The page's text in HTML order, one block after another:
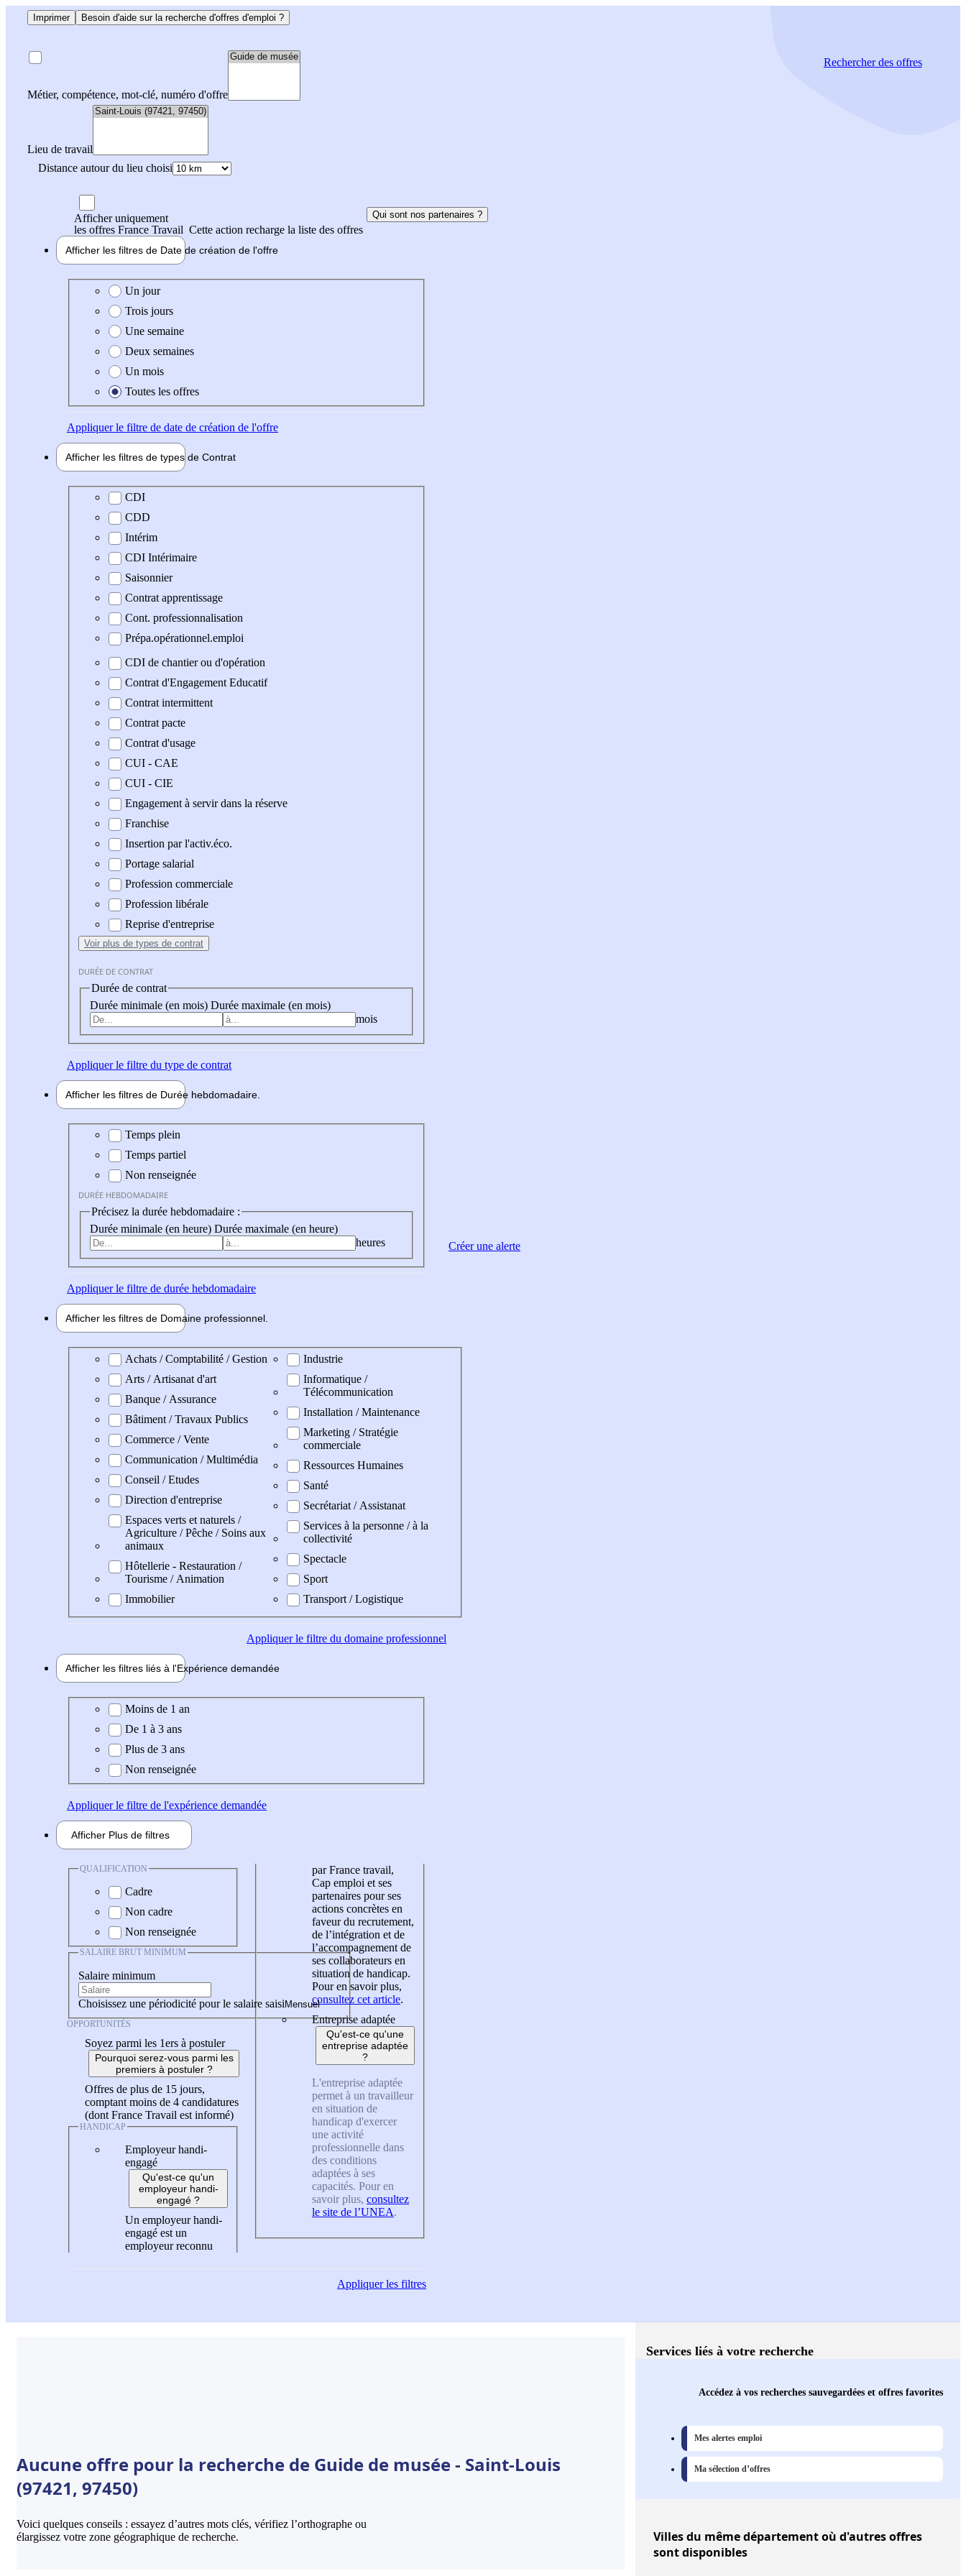
Imprimer Besoin d'aide sur la recherche d'offres d'emploi ?
Métier, compétence, mot-clé, numéro d'offre
Lieu de travail
Distance autour du lieu choisi
Rechercherdes offres
Afficher uniquement
les offres France Travail Cette action recharge la liste des offres
Qui sont nos partenaires ?
Afficher les filtres de Date de création de l'offre
Date de création de l'offre
Un jour
Trois jours
Une semaine
Deux semaines
Un mois
Toutes les offres
Appliquerle filtre de date de création de l'offre
Afficher les filtres de types de Contrat
Type de contrat
CDI
CDD
Intérim
CDI Intérimaire
Saisonnier
Contrat apprentissage
Cont. professionnalisation
Prépa.opérationnel.emploi
CDI de chantier ou d'opération
Contrat d'Engagement Educatif
Contrat intermittent
Contrat pacte
Contrat d'usage
CUI - CAE
CUI - CIE
Engagement à servir dans la réserve
Franchise
Insertion par l'activ.éco.
Portage salarial
Profession commerciale
Profession libérale
Reprise d'entreprise
Voir plus de types de contrat
DURÉE DE CONTRAT
Durée de contrat
Durée minimale (en mois) Durée maximale (en mois)
mois
Appliquerle filtre du type de contrat
Afficher les filtres de Durée hebdomadaire
Durée hebdomadaire
Temps plein
Temps partiel
Non renseignée
DURÉE HEBDOMADAIRE
Précisez la durée hebdomadaire :
Durée minimale (en heure) Durée maximale (en heure)
heures
Appliquerle filtre de durée hebdomadaire
Afficher les filtres de Domaine professionnel
Domaine professionel
Achats / Comptabilité / Gestion
Arts / Artisanat d'art
Banque / Assurance
Bâtiment / Travaux Publics
Commerce / Vente
Communication / Multimédia
Conseil / Etudes
Direction d'entreprise
Espaces verts et naturels /
Agriculture / Pêche / Soins aux
animaux
Hôtellerie - Restauration /
Tourisme / Animation
Immobilier
Industrie
Informatique /
Télécommunication
Installation / Maintenance
Marketing / Stratégie
commerciale
Ressources Humaines
Santé
Secrétariat / Assistanat
Services à la personne / à la
collectivité
Spectacle
Sport
Transport / Logistique
Appliquerle filtre du domaine professionnel
Afficher les filtres liés à l'Expérience demandée
Expérience demandée
Moins de 1 an
De 1 à 3 ans
Plus de 3 ans
Non renseignée
Appliquerle filtre de l'expérience demandée
Afficher Plus de filtres
QUALIFICATION
Cadre
Non cadre
Non renseignée
SALAIRE BRUT MINIMUM
Salaire minimum
Choisissez une périodicité pour le salaire saisi
OPPORTUNITÉS
Soyez parmi les 1ers à postuler
Pourquoi serez-vous parmi les
premiers à postuler ?
Offres de plus de 15 jours,
comptant moins de 4 candidatures
(dont France Travail est informé)
HANDICAP
Employeur handi-
engagé
Qu'est-ce qu'un
employeur handi-
engagé ?
Un employeur handi-
engagé est un
employeur reconnu
par France travail,
Cap emploi et ses
partenaires pour ses
actions concrètes en
faveur du recrutement,
de l’intégration et de
l’accompagnement de
ses collaborateurs en
situation de handicap.
Pour en savoir plus,
consultez cet article.
Entreprise adaptée
Qu'est-ce qu'une
entreprise adaptée
?
L'entreprise adaptée
permet à un travailleur
en situation de
handicap d'exercer
une activité
professionnelle dans
des conditions
adaptées à ses
capacités. Pour en
savoir plus, consultez
le site de l’UNEA.
Appliquerles filtres
Créer une alerte
Aucune offre pour la recherche de Guide de musée - Saint-Louis
(97421, 97450)
Voici quelques conseils : essayez d’autres mots clés, vérifiez l’orthographe ou
élargissez votre zone géographique de recherche.
Services liés à votre recherche
Accédez à vos recherches sauvegardées et offres favorites
Mes alertes emploi
Ma sélection d’offres
Villesdu même département où d'autres offres
sont disponibles